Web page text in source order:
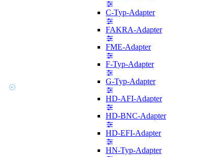
C-Typ-Adapter
FAKRA-Adapter
FME-Adapter
F-Typ-Adapter
G-Typ-Adapter
HD-AFI-Adapter
HD-BNC-Adapter
HD-EFI-Adapter
HN-Typ-Adapter